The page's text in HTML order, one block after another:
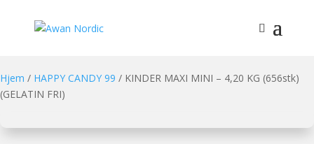
Hjem / HAPPY CANDY 99 / KINDER MAXI MINI – 4,20 KG (656stk)
(GELATIN FRI)